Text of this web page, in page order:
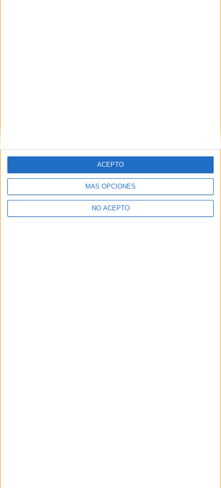
MÁS OPCIONES
NO ACEPTO
ACEPTO